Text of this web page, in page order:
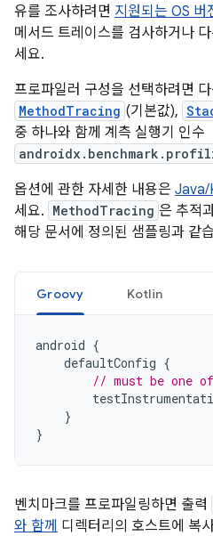
유를 조사하려면 지원되는 OS 버
메서드 트레이스를 검사하거나
세요.
프로파일러 구성을 선택하려면
MethodTracing (기본값),
중 하나와 함께 계측 실행기 인수
옵션에 관한 자세한 내용은 Java/
세요. MethodTracing 은 추적
해당 문서에 정의된 샘플링과 같
Groovy Kotlin
android {
defaultConfig {
// must be one
}
}
벤치마크를 프로파일링하면 출력
와 함께 디렉터리의 호스트에 복